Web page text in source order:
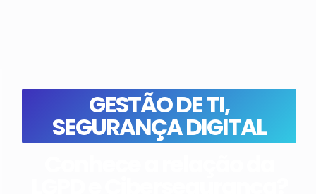
GESTÃO DE TI,
SEGURANÇA DIGITAL